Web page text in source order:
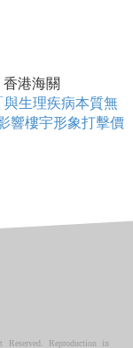
港海關
生理疾病本質無
響樓宇形象打擊價
Reproduction in